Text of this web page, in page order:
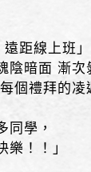
遠距線上班
陰暗面 漸次
個禮拜的
同學，
樂！！」